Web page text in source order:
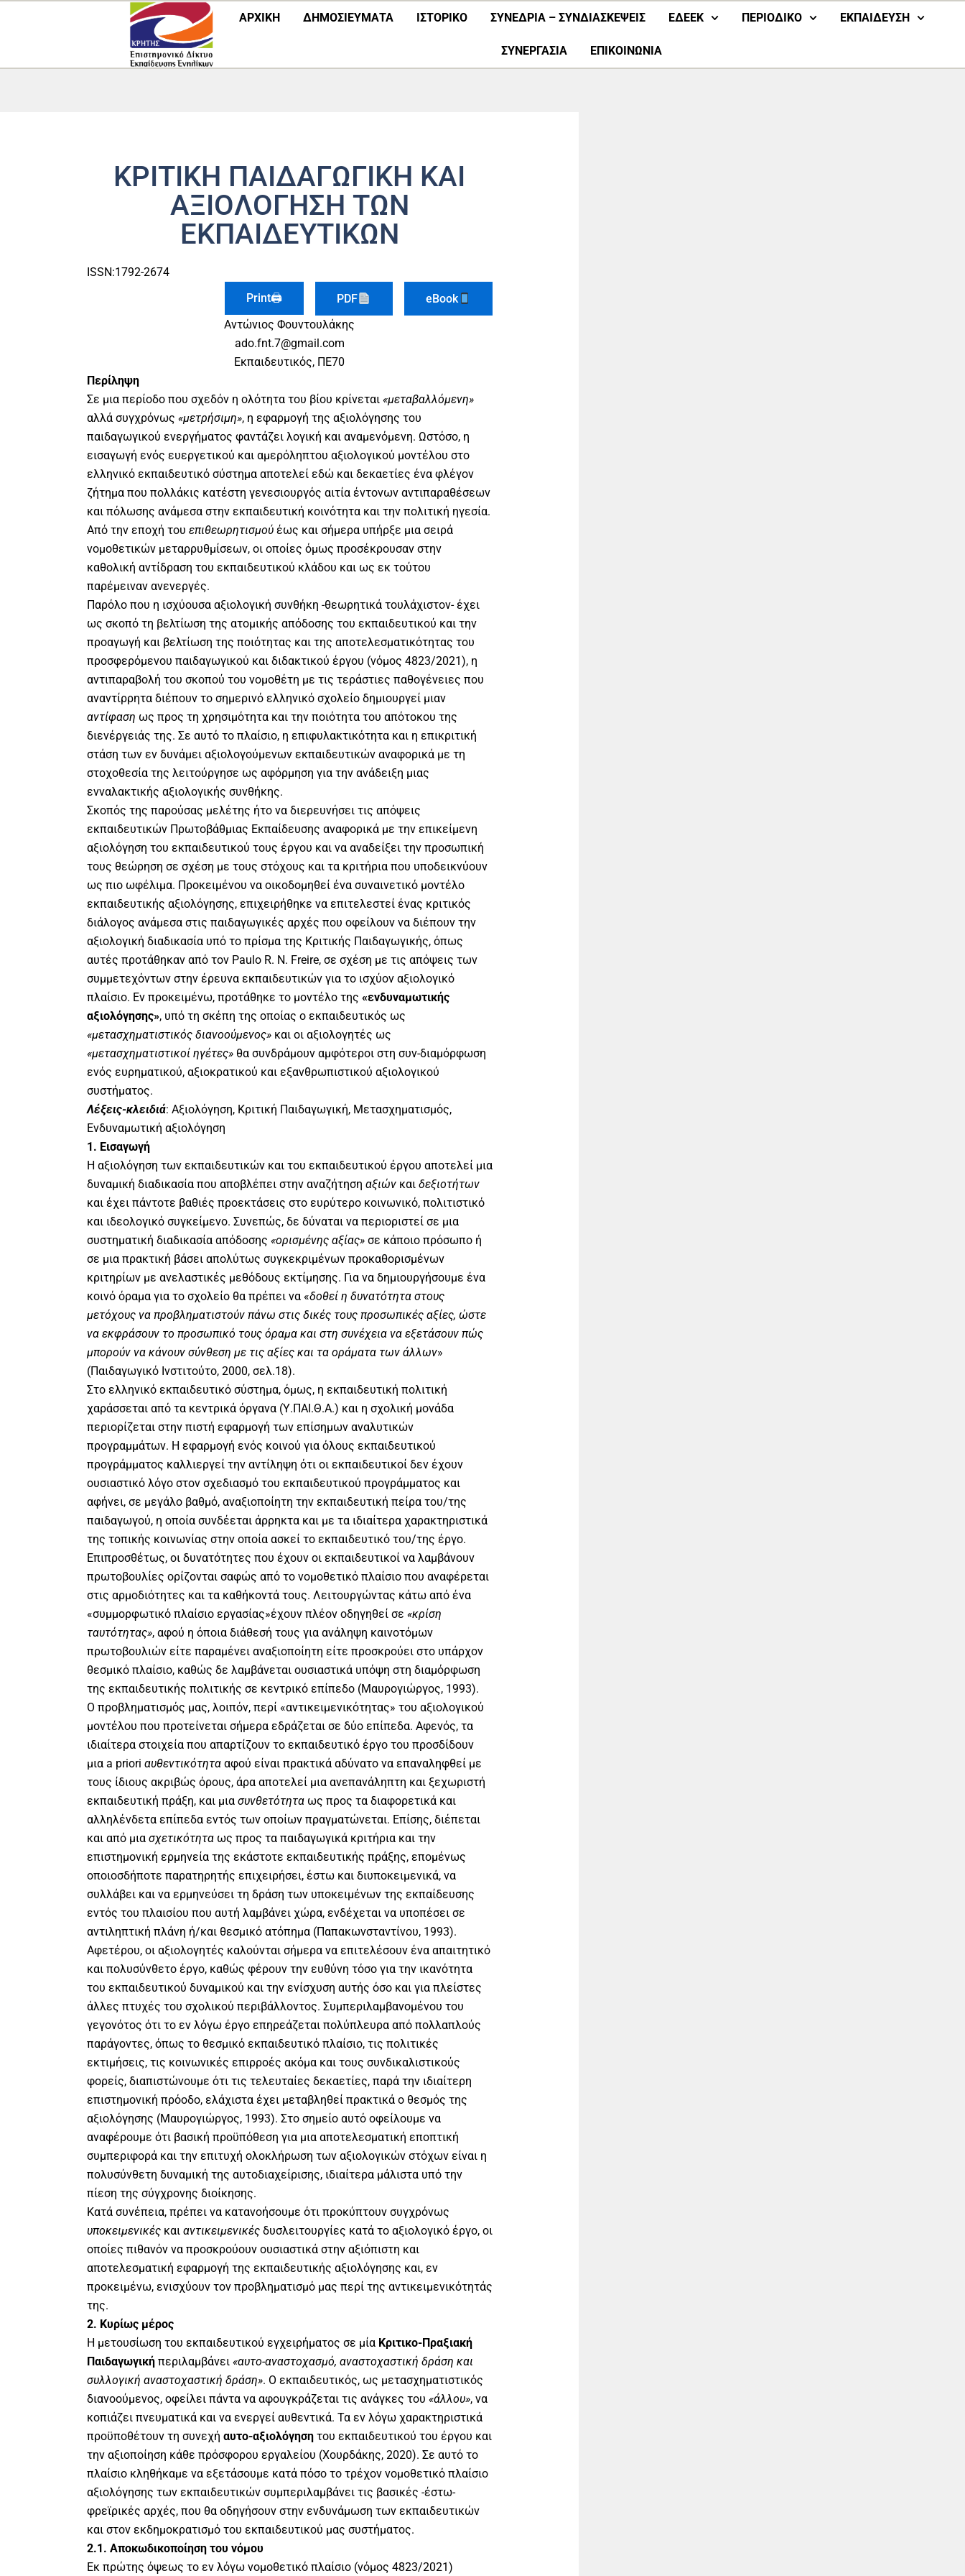
ΑΡΧΙΚΗ ΔΗΜΟΣΙΕΎΜΑΤΑ ΙΣΤΟΡΙΚΟ ΣΥΝΕΔΡΙΑ – ΣΥΝΔΙΑΣΚΕΨΕΙΣ ΕΔΕΕΚ ΠΕΡΙΟΔΙΚΟ ΕΚΠΑΙΔΕΥΣΗ
ΣΥΝΕΡΓΑΣΊΑ ΕΠΙΚΟΙΝΩΝΙΑ
ΚΡΙΤΙΚΗ ΠΑΙΔΑΓΩΓΙΚΗ ΚΑΙ
ΑΞΙΟΛΟΓΗΣΗ ΤΩΝ
ΕΚΠΑΙΔΕΥΤΙΚΩΝ
ISSN:1792-2674
Print🖨
PDF
eBook
Αντώνιος Φουντουλάκης
ado.fnt.7@gmail.com
Εκπαιδευτικός, ΠΕ70
Περίληψη
Σε μια περίοδο που σχεδόν η ολότητα του βίου κρίνεται «μεταβαλλόμενη»
αλλά συγχρόνως «μετρήσιμη», η εφαρμογή της αξιολόγησης του
παιδαγωγικού ενεργήματος φαντάζει λογική και αναμενόμενη. Ωστόσο, η
εισαγωγή ενός ευεργετικού και αμερόληπτου αξιολογικού μοντέλου στο
ελληνικό εκπαιδευτικό σύστημα αποτελεί εδώ και δεκαετίες ένα φλέγον
ζήτημα που πολλάκις κατέστη γενεσιουργός αιτία έντονων αντιπαραθέσεων
και πόλωσης ανάμεσα στην εκπαιδευτική κοινότητα και την πολιτική ηγεσία.
Από την εποχή του επιθεωρητισμούέως και σήμερα υπήρξε μια σειρά
νομοθετικών μεταρρυθμίσεων, οι οποίες όμως προσέκρουσαν στην
καθολική αντίδραση του εκπαιδευτικού κλάδου και ως εκ τούτου
παρέμειναν ανενεργές.
Παρόλο που η ισχύουσα αξιολογική συνθήκη -θεωρητικά τουλάχιστον- έχει
ως σκοπό τη βελτίωση της ατομικής απόδοσης του εκπαιδευτικού και την
προαγωγή και βελτίωση της ποιότητας και της αποτελεσματικότητας του
προσφερόμενου παιδαγωγικού και διδακτικού έργου (νόμος 4823/2021), η
αντιπαραβολή του σκοπού του νομοθέτη με τις τεράστιες παθογένειες που
αναντίρρητα διέπουν το σημερινό ελληνικό σχολείο δημιουργεί μιαν
αντίφαση ως προς τη χρησιμότητα και την ποιότητα του απότοκου της
διενέργειάς της. Σε αυτό το πλαίσιο, η επιφυλακτικότητα και η επικριτική
στάση των εν δυνάμει αξιολογούμενων εκπαιδευτικών αναφορικά με τη
στοχοθεσία της λειτούργησε ως αφόρμηση για την ανάδειξη μιας
ενναλακτικής αξιολογικής συνθήκης.
Σκοπός της παρούσας μελέτης ήτο να διερευνήσει τις απόψεις
εκπαιδευτικών Πρωτοβάθμιας Εκπαίδευσης αναφορικά με την επικείμενη
αξιολόγηση του εκπαιδευτικού τους έργου και να αναδείξει την προσωπική
τους θεώρηση σε σχέση με τους στόχους και τα κριτήρια που υποδεικνύουν
ως πιο ωφέλιμα. Προκειμένου να οικοδομηθεί ένα συναινετικό μοντέλο
εκπαιδευτικής αξιολόγησης, επιχειρήθηκε να επιτελεστεί ένας κριτικός
διάλογος ανάμεσα στις παιδαγωγικές αρχές που οφείλουν να διέπουν την
αξιολογική διαδικασία υπό το πρίσμα της Κριτικής Παιδαγωγικής, όπως
αυτές προτάθηκαν από τον Paulo R. N. Freire, σε σχέση με τις απόψεις των
συμμετεχόντων στην έρευνα εκπαιδευτικών για το ισχύον αξιολογικό
πλαίσιο. Εν προκειμένω, προτάθηκε το μοντέλο της «ενδυναμωτικής
αξιολόγησης», υπό τη σκέπη της οποίας ο εκπαιδευτικός ως
«μετασχηματιστικός διανοούμενος»και οι αξιολογητές ως
«μετασχηματιστικοί ηγέτες»θα συνδράμουν αμφότεροι στη συν-διαμόρφωση
ενός ευρηματικού, αξιοκρατικού και εξανθρωπιστικού αξιολογικού
συστήματος.
Λέξεις-κλειδιά: Αξιολόγηση, Κριτική Παιδαγωγική, Μετασχηματισμός,
Ενδυναμωτική αξιολόγηση
1. Εισαγωγή
Η αξιολόγηση των εκπαιδευτικών και του εκπαιδευτικού έργου αποτελεί μια
δυναμική διαδικασία που αποβλέπει στην αναζήτηση αξιώνκαι δεξιοτήτων
και έχει πάντοτε βαθιές προεκτάσεις στο ευρύτερο κοινωνικό, πολιτιστικό
και ιδεολογικό συγκείμενο. Συνεπώς, δε δύναται να περιοριστεί σε μια
συστηματική διαδικασία απόδοσης «ορισμένης αξίας»σε κάποιο πρόσωπο ή
σε μια πρακτική βάσει απολύτως συγκεκριμένων προκαθορισμένων
κριτηρίων με ανελαστικές μεθόδους εκτίμησης. Για να δημιουργήσουμε ένα
κοινό όραμα για το σχολείο θα πρέπει να «δοθεί η δυνατότητα στους
μετόχους να προβληματιστούν πάνω στις δικές τους προσωπικές αξίες, ώστε
να εκφράσουν το προσωπικό τους όραμα και στη συνέχεια να εξετάσουν πώς
μπορούν να κάνουν σύνθεση με τις αξίες και τα οράματα των άλλων»
(Παιδαγωγικό Ινστιτούτο, 2000, σελ.18).
Στο ελληνικό εκπαιδευτικό σύστημα, όμως, η εκπαιδευτική πολιτική
χαράσσεται από τα κεντρικά όργανα (Υ.ΠΑΙ.Θ.Α.) και η σχολική μονάδα
περιορίζεται στην πιστή εφαρμογή των επίσημων αναλυτικών
προγραμμάτων. Η εφαρμογή ενός κοινού για όλους εκπαιδευτικού
προγράμματος καλλιεργεί την αντίληψη ότι οι εκπαιδευτικοί δεν έχουν
ουσιαστικό λόγο στον σχεδιασμό του εκπαιδευτικού προγράμματος και
αφήνει, σε μεγάλο βαθμό, αναξιοποίητη την εκπαιδευτική πείρα του/της
παιδαγωγού, η οποία συνδέεται άρρηκτα και με τα ιδιαίτερα χαρακτηριστικά
της τοπικής κοινωνίας στην οποία ασκεί το εκπαιδευτικό του/της έργο.
Επιπροσθέτως, οι δυνατότητες που έχουν οι εκπαιδευτικοί να λαμβάνουν
πρωτοβουλίες ορίζονται σαφώς από το νομοθετικό πλαίσιο που αναφέρεται
στις αρμοδιότητες και τα καθήκοντά τους. Λειτουργώντας κάτω από ένα
«συμμορφωτικό πλαίσιο εργασίας»έχουν πλέον οδηγηθεί σε «κρίση
ταυτότητας», αφού η όποια διάθεσή τους για ανάληψη καινοτόμων
πρωτοβουλιών είτε παραμένει αναξιοποίητη είτε προσκρούει στο υπάρχον
θεσμικό πλαίσιο, καθώς δε λαμβάνεται ουσιαστικά υπόψη στη διαμόρφωση
της εκπαιδευτικής πολιτικής σε κεντρικό επίπεδο (Μαυρογιώργος, 1993).
Ο προβληματισμός μας, λοιπόν, περί «αντικειμενικότητας» του αξιολογικού
μοντέλου που προτείνεται σήμερα εδράζεται σε δύο επίπεδα. Αφενός, τα
ιδιαίτερα στοιχεία που απαρτίζουν το εκπαιδευτικό έργο του προσδίδουν
μια a priori αυθεντικότητααφού είναι πρακτικά αδύνατο να επαναληφθεί με
τους ίδιους ακριβώς όρους, άρα αποτελεί μια ανεπανάληπτη και ξεχωριστή
εκπαιδευτική πράξη, και μια συνθετότηταως προς τα διαφορετικά και
αλληλένδετα επίπεδα εντός των οποίων πραγματώνεται. Επίσης, διέπεται
και από μια σχετικότηταως προς τα παιδαγωγικά κριτήρια και την
επιστημονική ερμηνεία της εκάστοτε εκπαιδευτικής πράξης, επομένως
οποιοσδήποτε παρατηρητής επιχειρήσει, έστω και διυποκειμενικά, να
συλλάβει και να ερμηνεύσει τη δράση των υποκειμένων της εκπαίδευσης
εντός του πλαισίου που αυτή λαμβάνει χώρα, ενδέχεται να υποπέσει σε
αντιληπτική πλάνη ή/και θεσμικό ατόπημα (Παπακωνσταντίνου, 1993).
Αφετέρου, οι αξιολογητές καλούνται σήμερα να επιτελέσουν ένα απαιτητικό
και πολυσύνθετο έργο, καθώς φέρουν την ευθύνη τόσο για την ικανότητα
του εκπαιδευτικού δυναμικού και την ενίσχυση αυτής όσο και για πλείστες
άλλες πτυχές του σχολικού περιβάλλοντος. Συμπεριλαμβανομένου του
γεγονότος ότι το εν λόγω έργο επηρεάζεται πολύπλευρα από πολλαπλούς
παράγοντες, όπως το θεσμικό εκπαιδευτικό πλαίσιο, τις πολιτικές
εκτιμήσεις, τις κοινωνικές επιρροές ακόμα και τους συνδικαλιστικούς
φορείς, διαπιστώνουμε ότι τις τελευταίες δεκαετίες, παρά την ιδιαίτερη
επιστημονική πρόοδο, ελάχιστα έχει μεταβληθεί πρακτικά ο θεσμός της
αξιολόγησης (Μαυρογιώργος, 1993). Στο σημείο αυτό οφείλουμε να
αναφέρουμε ότι βασική προϋπόθεση για μια αποτελεσματική εποπτική
συμπεριφορά και την επιτυχή ολοκλήρωση των αξιολογικών στόχων είναι η
πολυσύνθετη δυναμική της αυτοδιαχείρισης, ιδιαίτερα μάλιστα υπό την
πίεση της σύγχρονης διοίκησης.
Κατά συνέπεια, πρέπει να κατανοήσουμε ότι προκύπτουν συγχρόνως
υποκειμενικέςκαι αντικειμενικέςδυσλειτουργίες κατά το αξιολογικό έργο, οι
οποίες πιθανόν να προσκρούουν ουσιαστικά στην αξιόπιστη και
αποτελεσματική εφαρμογή της εκπαιδευτικής αξιολόγησης και, εν
προκειμένω, ενισχύουν τον προβληματισμό μας περί της αντικειμενικότητάς
της.
2. Κυρίως μέρος
Η μετουσίωση του εκπαιδευτικού εγχειρήματος σε μία Κριτικο-Πραξιακή
Παιδαγωγικήπεριλαμβάνει «αυτο-αναστοχασμό, αναστοχαστική δράση και
συλλογική αναστοχαστική δράση». Ο εκπαιδευτικός, ως μετασχηματιστικός
διανοούμενος, οφείλει πάντα να αφουγκράζεται τις ανάγκες του «άλλου», να
κοπιάζει πνευματικά και να ενεργεί αυθεντικά. Τα εν λόγω χαρακτηριστικά
προϋποθέτουν τη συνεχή αυτο-αξιολόγησητου εκπαιδευτικού του έργου και
την αξιοποίηση κάθε πρόσφορου εργαλείου (Χουρδάκης, 2020). Σε αυτό το
πλαίσιο κληθήκαμε να εξετάσουμε κατά πόσο το τρέχον νομοθετικό πλαίσιο
αξιολόγησης των εκπαιδευτικών συμπεριλαμβάνει τις βασικές -έστω-
φρεϊρικές αρχές, που θα οδηγήσουν στην ενδυνάμωση των εκπαιδευτικών
και στον εκδημοκρατισμό του εκπαιδευτικού μας συστήματος.
2.1. Αποκωδικοποίηση του νόμου
Εκ πρώτης όψεως το εν λόγω νομοθετικό πλαίσιο (νόμος 4823/2021)